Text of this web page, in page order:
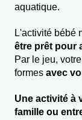
aquatique.
L'activité bébé
être prêt pour
Par le jeu,
formes avec
Une activité à
famille ou